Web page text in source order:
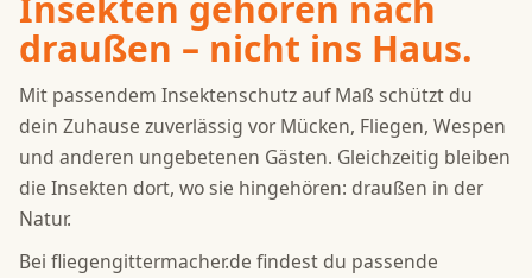
draußen – nicht ins Haus.
Mit passendem Insektenschutz auf Maß schützt du
dein Zuhause zuverlässig vor Mücken, Fliegen, Wespen
und anderen ungebetenen Gästen. Gleichzeitig bleiben
die Insekten dort, wo sie hingehören: draußen in der
Natur.
Bei fliegengittermacher.de findest du passende